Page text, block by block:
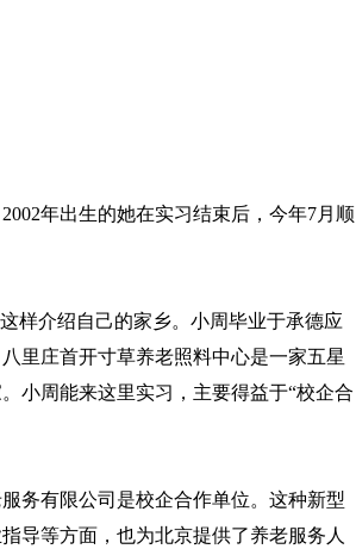
年出生的她在实习结束后，今年7月顺
介绍自己的家乡。小周毕业于承德应
里庄首开寸草养老照料中心是一家五星
小周能来这里实习，主要得益于“校企合
有限公司是校企合作单位。这种新型
导等方面，也为北京提供了养老服务人